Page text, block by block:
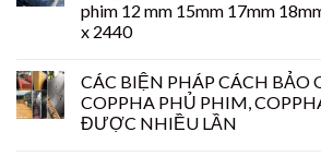
phim 12 mm 15mm 17mm
x 2440
CÁC BIỆN PHÁP CÁCH BẢO
COPPHA PHỦ PHIM,
ĐƯỢC NHIỀU LẦN